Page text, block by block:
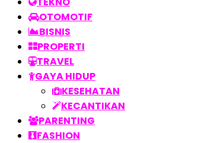
OTOMOTIF
BISNIS
PROPERTI
TRAVEL
GAYA HIDUP
KESEHATAN
KECANTIKAN
PARENTING
FASHION